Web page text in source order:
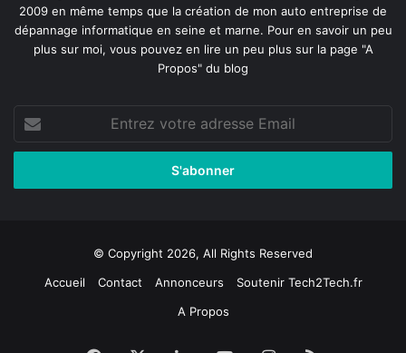
2009 en même temps que la création de mon auto entreprise de
dépannage informatique en seine et marne. Pour en savoir un peu
plus sur moi, vous pouvez en lire un peu plus sur la page "A
Propos" du blog
votre
adresse
© Copyright 2026, All Rights Reserved
Accueil
Contact Annonceurs
Soutenir Tech2Tech.fr
A Propos